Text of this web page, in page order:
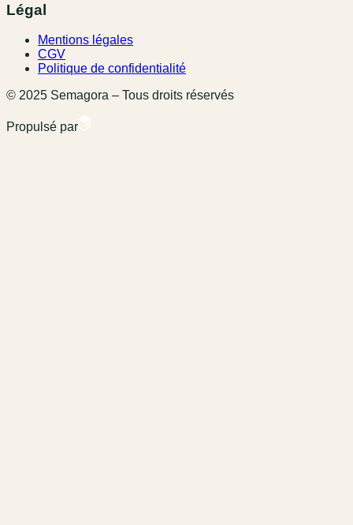
Légal
Mentions légales
CGV
Politique de confidentialité
© 2025 Semagora – Tous droits réservés
Propulsé par